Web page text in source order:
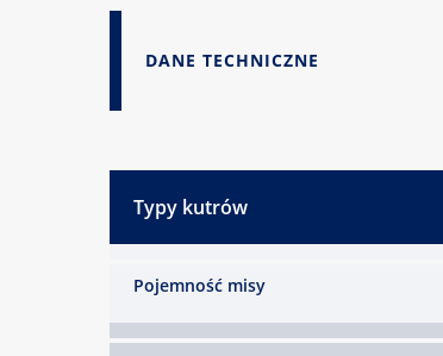
DANE TECHNICZNE
Typy kutrów
Pojemność misy